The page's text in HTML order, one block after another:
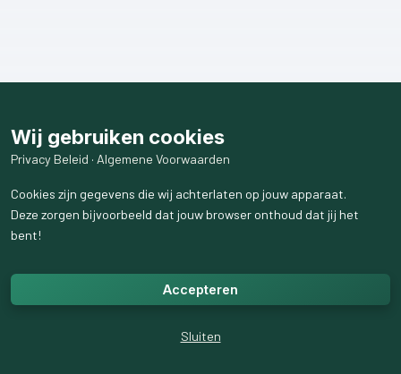
Wij gebruiken cookies
Privacy Beleid · Algemene Voorwaarden
Cookies zijn gegevens die wij achterlaten op jouw apparaat.
Deze zorgen bijvoorbeeld dat jouw browser onthoud dat jij het
bent!
Accepteren
Sluiten